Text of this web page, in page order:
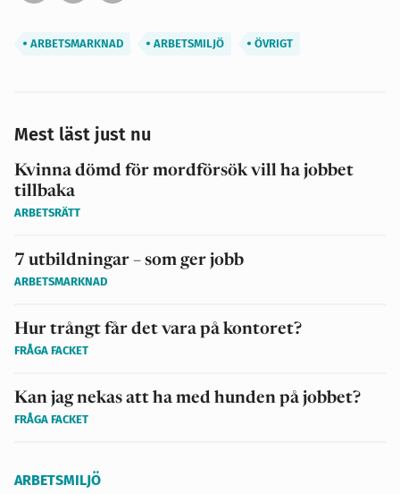
ARBETSMARKNAD ARBETSMILJÖ ÖVRIGT
Mest läst just nu
Kvinna dömd för mordförsök vill ha jobbet
tillbaka
ARBETSRÄTT
7 utbildningar – som ger jobb
ARBETSMARKNAD
Hur trångt får det vara på kontoret?
FRÅGA FACKET
Kan jag nekas att ha med hunden på jobbet?
FRÅGA FACKET
ARBETSMILJÖ